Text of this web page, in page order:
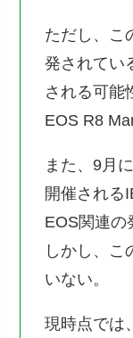
ただし、こ
発されてい
される可能
EOS R8
また、9月
開催される
EOS関連の
しかし、こ
いない。
現時点では